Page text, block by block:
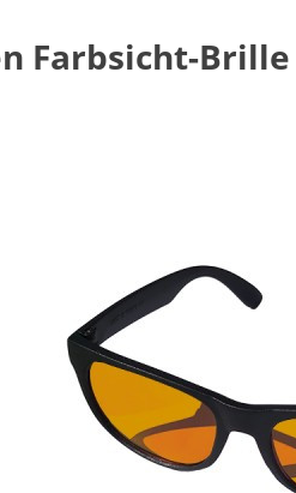
Farbsicht-Brille